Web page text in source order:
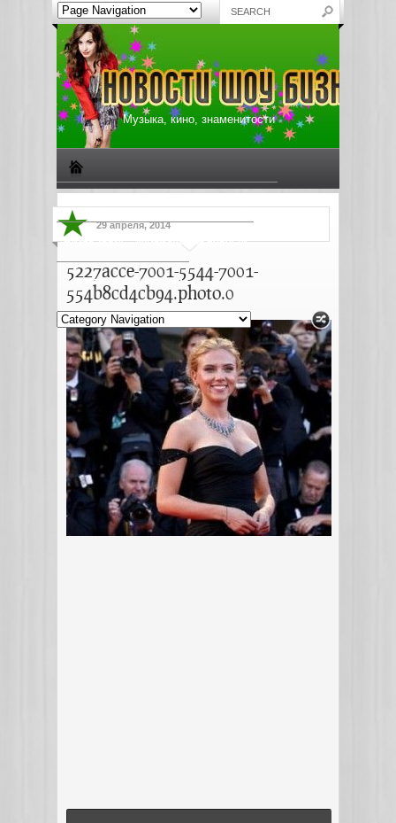
Музыка, кино, знаменитости
Жизнь звезд Музыкальные новости
Новости киноиндустрии
29 апреля, 2014
5227acce-7001-5544-7001-
554b8cd4cb94.photo.0